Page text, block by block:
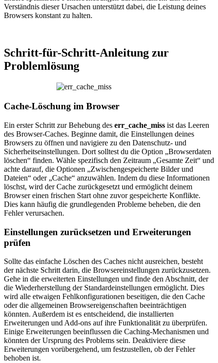
Verständnis dieser Ursachen unterstützt dabei, die Leistung deines
Browsers konstant zu halten.
Schritt-für-Schritt-Anleitung zur
Problemlösung
Cache-Löschung im Browser
Ein erster Schritt zur Behebung des err_cache_miss ist das Leeren
des Browser-Caches. Beginne damit, die Einstellungen deines
Browsers zu öffnen und navigiere zu den Datenschutz- und
Sicherheitseinstellungen. Dort solltest du die Option „Browserdaten
löschen“ finden. Wähle spezifisch den Zeitraum „Gesamte Zeit“ und
achte darauf, die Optionen „Zwischengespeicherte Bilder und
Dateien“ oder „Cache“ anzuwählen. Indem du diese Informationen
löschst, wird der Cache zurückgesetzt und ermöglicht deinem
Browser einen frischen Start ohne zuvor gespeicherte Konflikte.
Dies kann häufig die grundlegenden Probleme beheben, die den
Fehler verursachen.
Einstellungen zurücksetzen und Erweiterungen
prüfen
Sollte das einfache Löschen des Caches nicht ausreichen, besteht
der nächste Schritt darin, die Browsereinstellungen zurückzusetzen.
Gehe in die erweiterten Einstellungen und finde den Abschnitt, der
die Wiederherstellung der Standardeinstellungen ermöglicht. Dies
wird alle etwaigen Fehlkonfigurationen beseitigen, die den Cache
oder die allgemeinen Browsereigenschaften beeinträchtigen
könnten. Außerdem ist es entscheidend, die installierten
Erweiterungen und Add-ons auf ihre Funktionalität zu überprüfen.
Einige Erweiterungen beeinflussen die Caching-Mechanismen und
könnten der Ursprung des Problems sein. Deaktiviere diese
Erweiterungen vorübergehend, um festzustellen, ob der Fehler
behoben ist.